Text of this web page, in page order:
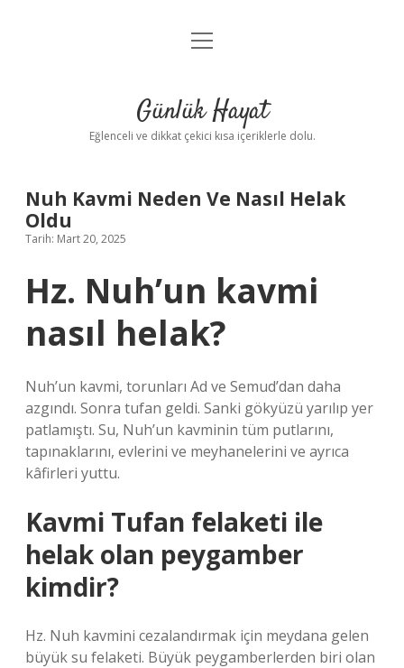
Anasayfa
Yasal Uyarı
menüyü
Günlük Hayat
Eğlenceli ve dikkat çekici kısa içeriklerle dolu.
Nuh Kavmi Neden Ve Nasıl Helak
Oldu
Tarih: Mart 20, 2025
Hz. Nuh’un kavmi
nasıl helak?
Nuh’un kavmi, torunları Ad ve Semud’dan daha
azgındı. Sonra tufan geldi. Sanki gökyüzü yarılıp yer
patlamıştı. Su, Nuh’un kavminin tüm putlarını,
tapınaklarını, evlerini ve meyhanelerini ve ayrıca
kâfirleri yuttu.
Kavmi Tufan felaketi ile
helak olan peygamber
kimdir?
Hz. Nuh kavmini cezalandırmak için meydana gelen
büyük su felaketi. Büyük peygamberlerden biri olan